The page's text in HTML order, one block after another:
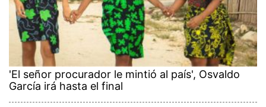
'El señor procurador le mintió al país', Osvaldo
García irá hasta el final